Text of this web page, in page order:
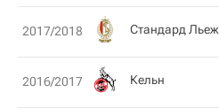
2017/2018 Стандард Льеж
2016/2017 Кельн